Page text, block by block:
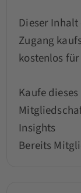
Dieser
Zugang
kostenlos
Kaufe
Insights
Bereits